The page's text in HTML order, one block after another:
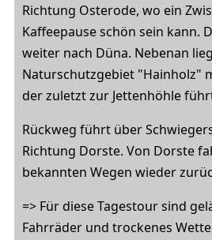
Richtung Osterode, wo ein
Kaffeepause schön sein kann.
weiter nach Düna. Nebenan
Naturschutzgebiet "Hainholz"
der zuletzt zur Jettenhöhle
Rückweg führt über
Richtung Dorste. Von Dorste
bekannten Wegen wieder
=> Für diese Tagestour sind
Fahrräder und trockenes